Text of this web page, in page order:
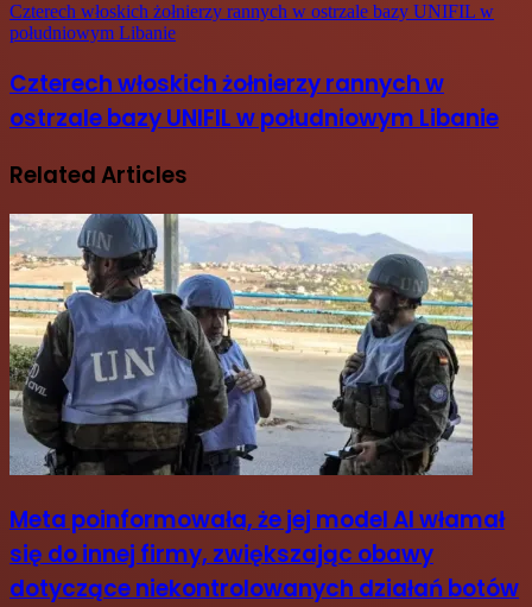
Czterech włoskich żołnierzy rannych w ostrzale bazy UNIFIL w
południowym Libanie
Czterech włoskich żołnierzy rannych w
ostrzale bazy UNIFIL w południowym Libanie
Related Articles
Meta poinformowała, że jej model AI włamał
się do innej firmy, zwiększając obawy
dotyczące niekontrolowanych działań botów